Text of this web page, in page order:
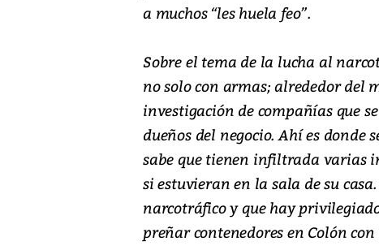
a muchos “les huela feo”.
Sobre el tema de la lucha al
no solo con armas; alrededor del
investigación de compañías que
dueños del negocio. Ahí es donde
sabe que tienen infiltrada varias
si estuvieran en la sala de su
narcotráfico y que hay
preñar contenedores en Colón